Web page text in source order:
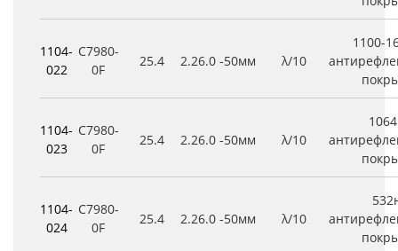
1104-
022
C7980-
0F
25.4 2.26.0 -50мм λ/10
1100-
1104-
023
C7980-
0F
25.4 2.26.0 -50мм λ/10
1104-
024
C7980-
0F
25.4 2.26.0 -50мм λ/10